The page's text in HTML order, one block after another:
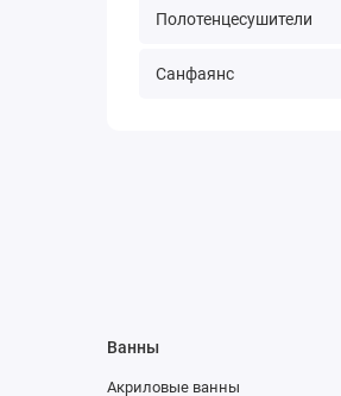
Полотенцесушители
Санфаянс
Ванны
Акриловые ванны